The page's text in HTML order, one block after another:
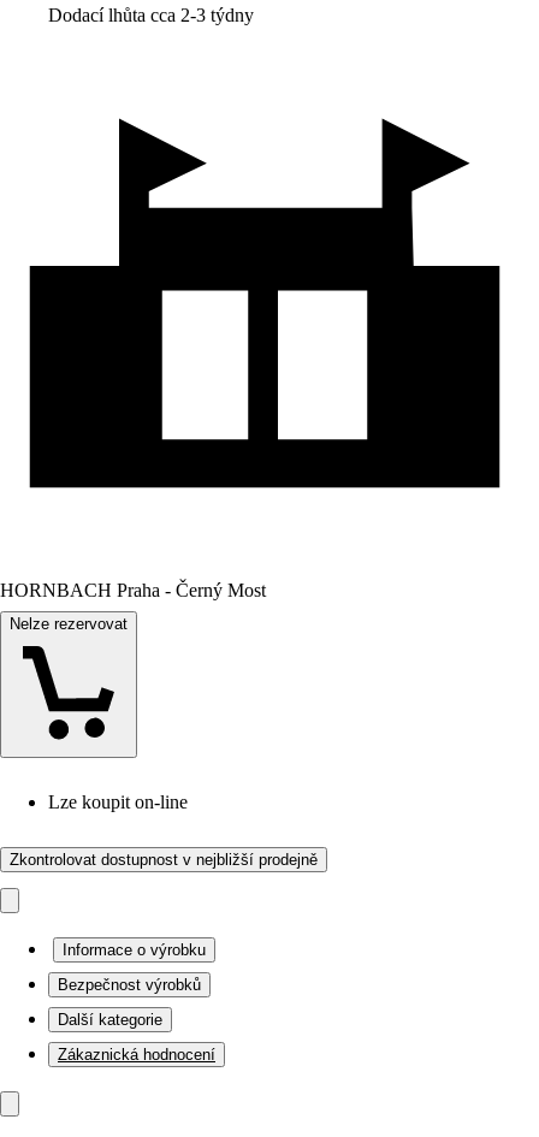
Dodací lhůta cca 2-3 týdny
HORNBACH Praha - Černý Most
Nelze rezervovat
Lze koupit on-line
Zkontrolovat dostupnost v nejbližší prodejně
Informace o výrobku
Bezpečnost výrobků
Další kategorie
Zákaznická hodnocení